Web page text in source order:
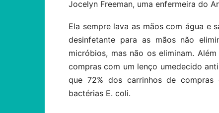
Jocelyn Freeman, uma enfermeira do
Ela sempre lava as mãos com água e
desinfetante para as mãos não
micróbios, mas não os eliminam.
compras com um lenço umedecido
que 72% dos carrinhos de compras
bactérias E. coli.